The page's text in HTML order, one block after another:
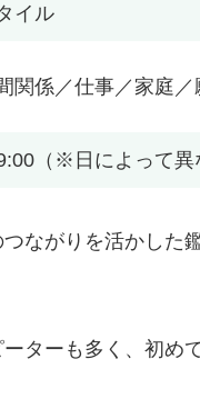
イル
関係／仕事／家庭／
（※日によって異
ながりを活かした
ターも多く、初め